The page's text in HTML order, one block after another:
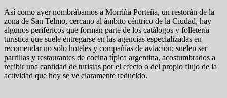
Así como ayer nombrábamos a Morriña Porteña, un restorán de la
zona de San Telmo, cercano al ámbito céntrico de la Ciudad, hay
algunos periféricos que forman parte de los catálogos y folletería
turística que suele entregarse en las agencias especializadas en
recomendar no sólo hoteles y compañías de aviación; suelen ser
parrillas y restaurantes de cocina típica argentina, acostumbrados a
recibir una cantidad de turistas por el efecto o del propio flujo de la
actividad que hoy se ve claramente reducido.